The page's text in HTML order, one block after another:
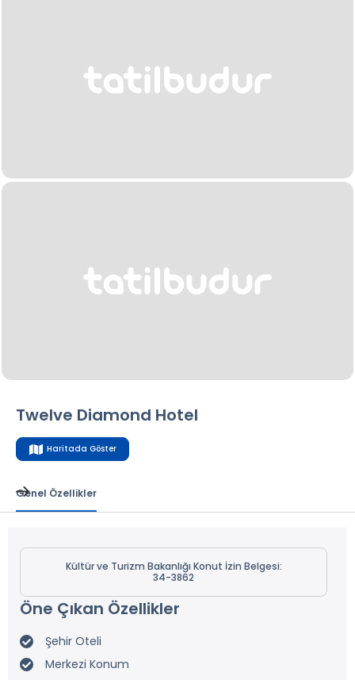
Twelve Diamond Hotel
Haritada Göster
Genel Özellikler
Kültür ve Turizm Bakanlığı Konut İzin Belgesi:
34-3862
Öne Çıkan Özellikler
Şehir Oteli
Merkezi Konum